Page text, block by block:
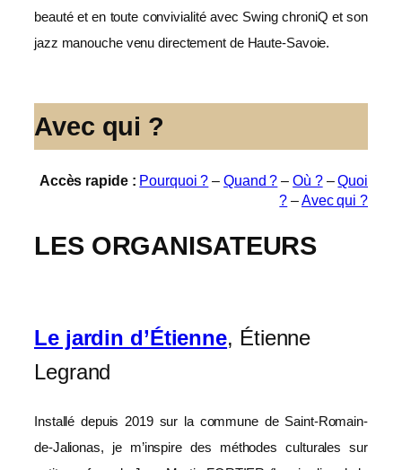
beauté et en toute convivialité avec Swing chroniQ et son
jazz manouche venu directement de Haute-Savoie.
Avec qui ?
Accès rapide : Pourquoi ? –Quand ? –Où ?–Quoi
? –Avec qui ?
LES ORGANISATEURS
Le jardin d’Étienne, Étienne
Legrand
Installé depuis 2019 sur la commune de Saint-Romain-
de-Jalionas, je m’inspire des méthodes culturales sur